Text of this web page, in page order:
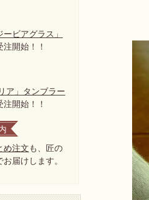
ビアグラス」
注開始！！
ア」タンブラー
注開始！！
め注文も、匠の
届けします。